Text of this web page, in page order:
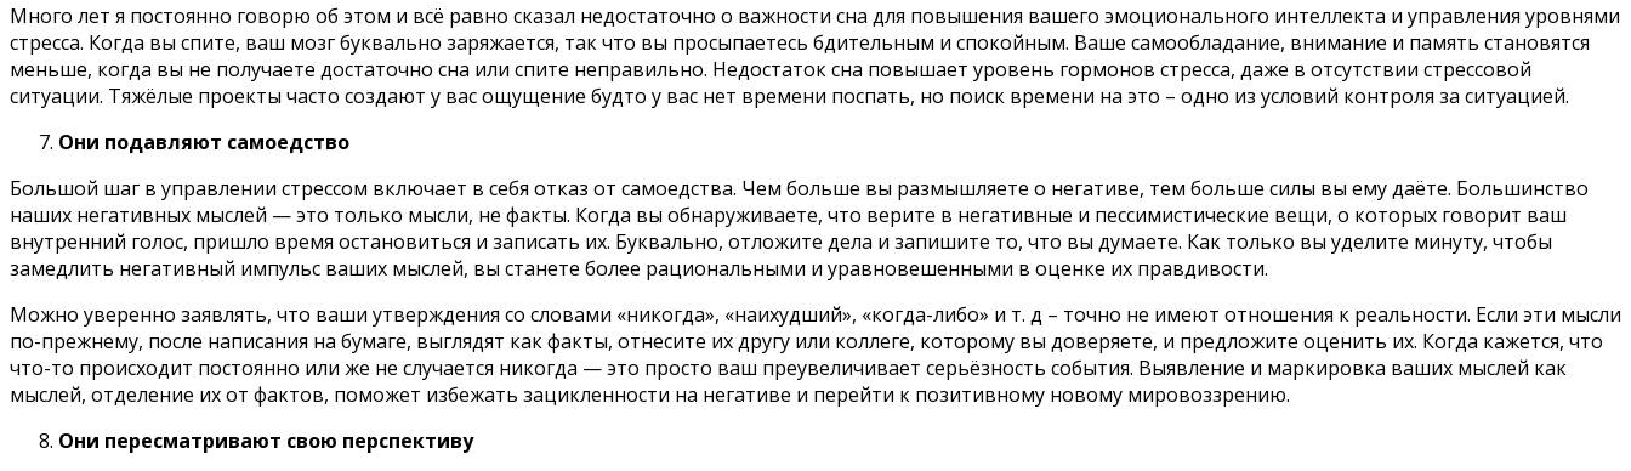
Много лет я постоянно говорю об этом и всё равно сказал недостаточно о важности сна для повышения вашего эмоционального интеллекта и управления уровнями
стресса. Когда вы спите, ваш мозг буквально заряжается, так что вы просыпаетесь бдительным и спокойным. Ваше самообладание, внимание и память становятся
меньше, когда вы не получаете достаточно сна или спите неправильно. Недостаток сна повышает уровень гормонов стресса, даже в отсутствии стрессовой
ситуации. Тяжёлые проекты часто создают у вас ощущение будто у вас нет времени поспать, но поиск времени на это – одно из условий контроля за ситуацией.
Они подавляют самоедство
Большой шаг в управлении стрессом включает в себя отказ от самоедства. Чем больше вы размышляете о негативе, тем больше силы вы ему даёте. Большинство
наших негативных мыслей — это только мысли, не факты. Когда вы обнаруживаете, что верите в негативные и пессимистические вещи, о которых говорит ваш
внутренний голос, пришло время остановиться и записать их. Буквально, отложите дела и запишите то, что вы думаете. Как только вы уделите минуту, чтобы
замедлить негативный импульс ваших мыслей, вы станете более рациональными и уравновешенными в оценке их правдивости.
Можно уверенно заявлять, что ваши утверждения со словами «никогда», «наихудший», «когда-либо» и т. д – точно не имеют отношения к реальности. Если эти мысли
по-прежнему, после написания на бумаге, выглядят как факты, отнесите их другу или коллеге, которому вы доверяете, и предложите оценить их. Когда кажется, что
что-то происходит постоянно или же не случается никогда — это просто ваш преувеличивает серьёзность события. Выявление и маркировка ваших мыслей как
мыслей, отделение их от фактов, поможет избежать зацикленности на негативе и перейти к позитивному новому мировоззрению.
Они пересматривают свою перспективу